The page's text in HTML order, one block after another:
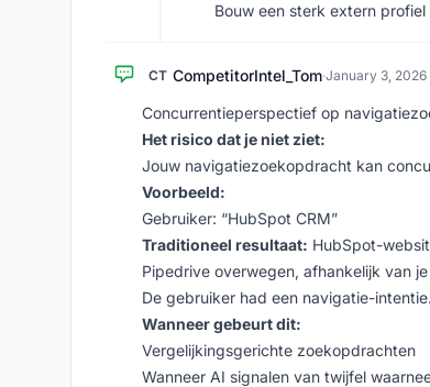
Bouw een sterk extern profiel
CT CompetitorIntel_Tom·January 3, 2026
Concurrentieperspectief op
Het risico dat je niet ziet:
Jouw navigatiezoekopdracht kan
Voorbeeld:
Gebruiker: “HubSpot CRM”
Traditioneel resultaat: HubSpot-
Pipedrive overwegen, afhankelijk van
De gebruiker had een navigatie-
Wanneer gebeurt dit:
Vergelijkingsgerichte zoekopdrachten
Wanneer AI signalen van twijfel